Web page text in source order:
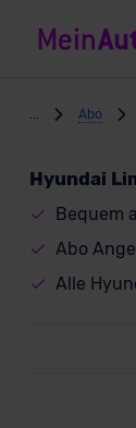
Abo
Hyundai
Bequem
Abo
Alle